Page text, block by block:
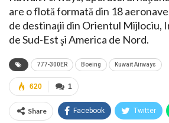
are o flotă formată din 18
de destinaţii din Orientul Mijlociu,
de Sud-Est şi America de Nord.
777-300ER Boeing Kuwait Airways
1
620
Share Facebook Twitter